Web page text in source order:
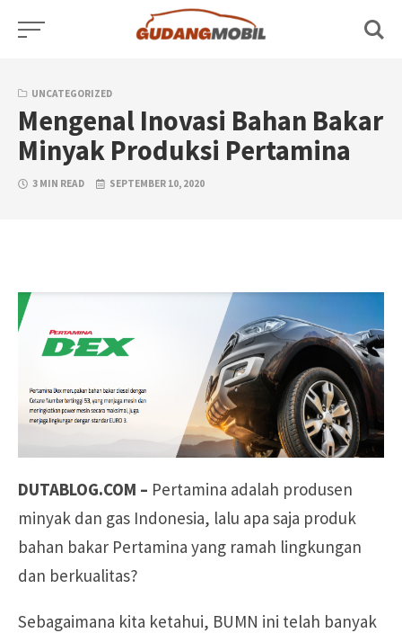
UNCATEGORIZED
Mengenal Inovasi Bahan Bakar
Minyak Produksi Pertamina
3 MIN READ SEPTEMBER 10, 2020
DUTABLOG.COM – Pertamina adalah produsen
minyak dan gas Indonesia, lalu apa saja produk
bahan bakar Pertamina yang ramah lingkungan
dan berkualitas?
Sebagaimana kita ketahui, BUMN ini telah banyak